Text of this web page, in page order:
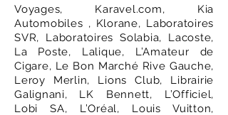
Voyages, Karavel.com, Kia
Automobiles , Klorane, Laboratoires
SVR, Laboratoires Solabia, Lacoste,
La Poste, Lalique, L’Amateur de
Cigare, Le Bon Marché Rive Gauche,
Leroy Merlin, Lions Club, Librairie
Galignani, LK Bennett, L’Officiel,
Lobi SA, L’Oréal, Louis Vuitton,